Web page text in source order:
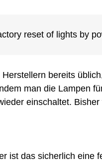
reset of lights by
bereits
man die Lampen
einschaltet.
ist das sicherlich eine